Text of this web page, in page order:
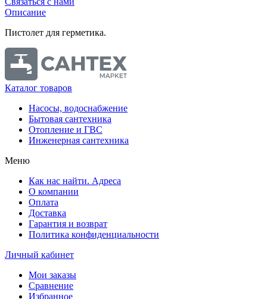
Описание
Пистолет для герметика.
Каталог товаров
Насосы, водоснабжение
Бытовая сантехника
Отопление и ГВС
Инженерная сантехника
Меню
Как нас найти. Адреса
О компании
Оплата
Доставка
Гарантия и возврат
Политика конфиденциальности
Личный кабинет
Мои заказы
Сравнение
Избранное